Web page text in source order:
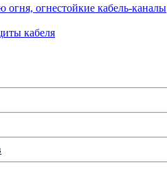
огнестойкие кабель-каналы
кабеля